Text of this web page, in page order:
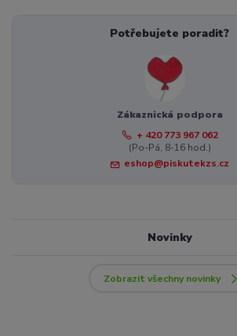
Potřebujete poradit?
Zákaznická podpora
+ 420 773 967 062
(Po-Pá, 8-16 hod.)
eshop@piskutekzs.cz
Novinky
Zobrazit všechny novinky